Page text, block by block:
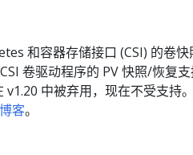
和容器存储接口 (CSI) 的卷快
卷驱动程序的 PV 快照/恢复
中被弃用，现在不受支持
客。